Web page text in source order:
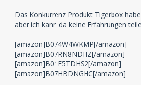
Das Konkurrenz Produkt Tigerbox
aber ich kann da keine Erfahrungen
[amazon]B074W4WKMP[/amazon]
[amazon]B07RN8NDHZ[/amazon]
[amazon]B01F5TDHS2[/amazon]
[amazon]B07HBDNGHC[/amazon]